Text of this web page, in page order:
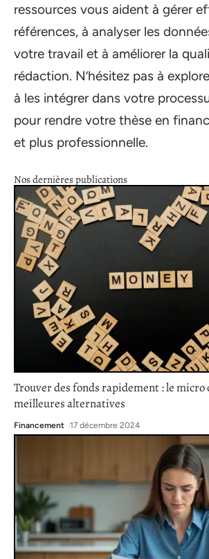
ressources vous aident à gérer
références, à analyser les
votre travail et à améliorer la
rédaction. N’hésitez pas à
à les intégrer dans votre
pour rendre votre thèse en
et plus professionnelle.
Nos dernières publications
Trouver des fonds rapidement : le micro
meilleures alternatives
Financement 17 décembre 2024